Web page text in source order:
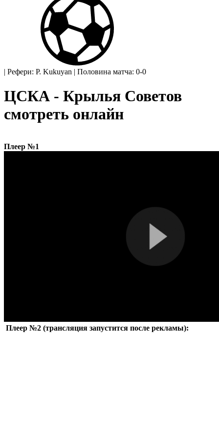
| Рефери: P. Kukuyan | Половина матча: 0-0
ЦСКА - Крылья Советов
смотреть онлайн
Плеер №1
Плеер №2 (трансляция запустится после рекламы):